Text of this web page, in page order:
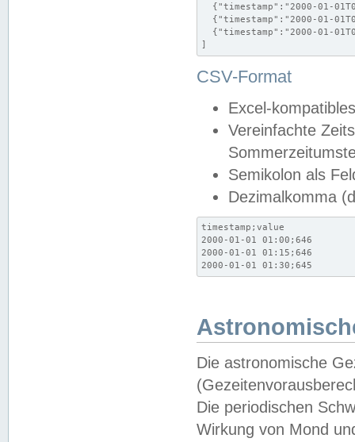
{"timestamp":"2000-01-
{"timestamp":"2000-01-
{"timestamp":"2000-01-
]
CSV-Format
Excel-
Vereinfachte
Semikolon als
Dezimalkomma
timestamp;value
2000-01-01 01:00;646
2000-01-01 01:15;646
2000-01-01 01:30;645
Die astronomische
Die periodischen
Wirkung von Mond